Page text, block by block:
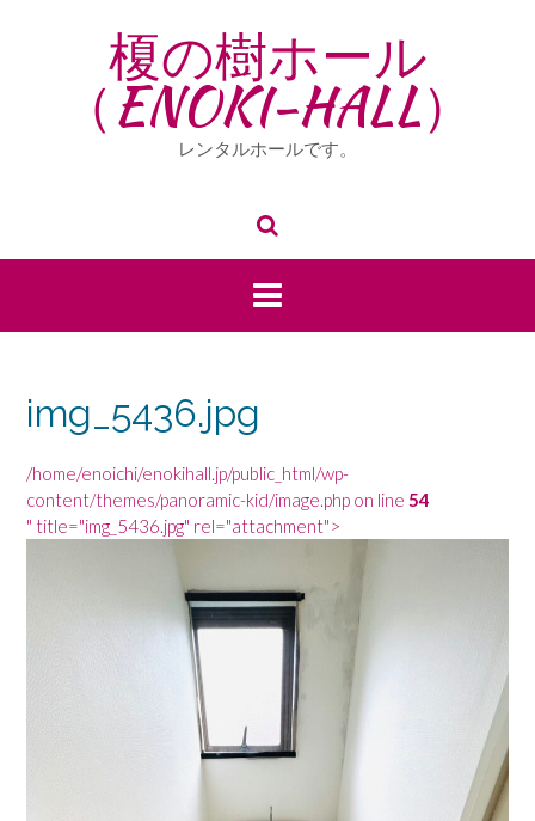
榎の樹ホール
（ENOKI-HALL）
レンタルホールです。
img_5436.jpg
/home/enoichi/enokihall.jp/public_html/wp-
content/themes/panoramic-kid/image.php on line 54
" title="img_5436.jpg" rel="attachment">